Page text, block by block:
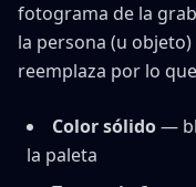
fotograma de la
la persona (u
reemplaza por lo
Color sólido—
la paleta